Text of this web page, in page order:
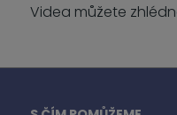
Videa můžete